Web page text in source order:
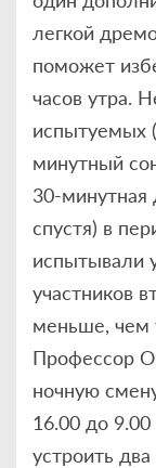
легкой
поможет
часов утра.
испытуемых
минутный
30-минутная
спустя) в
испытывали
участников
меньше, чем
Профессор
ночную
16.00 до
устроить